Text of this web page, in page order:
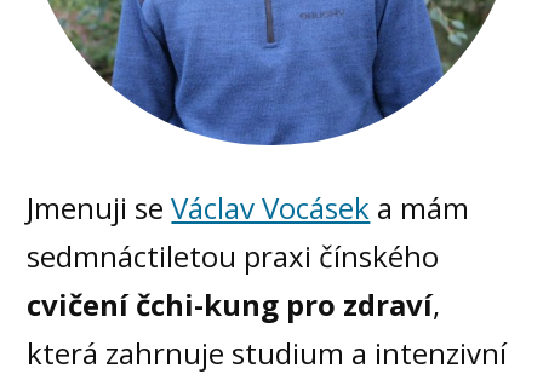
Jmenuji seVáclav Vocásek a mám
sedmnáctiletou praxi čínského
cvičení čchi-kung pro zdraví,
která zahrnuje studium a intenzivní